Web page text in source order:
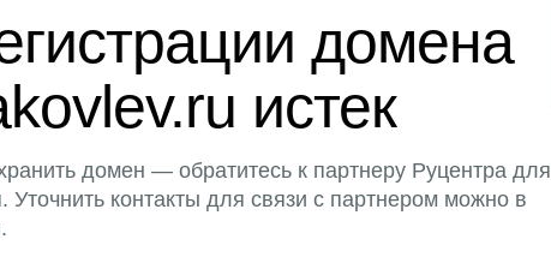
домена
истек
домен — обратитесь к партнеру Руцентра для
контакты для связи с партнером можно в